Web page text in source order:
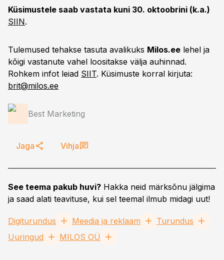
Küsimustele saab vastata kuni 30. oktoobrini (k.a.)
SIIN.
Tulemused tehakse tasuta avalikuks Milos.ee lehel ja
kõigi vastanute vahel loositakse välja auhinnad.
Rohkem infot leiad SIIT. Küsimuste korral kirjuta:
brit@milos.ee
Best Marketing
Jaga Vihja
See teema pakub huvi? Hakka neid märksõnu jälgima
ja saad alati teavituse, kui sel teemal ilmub midagi uut!
Digiturundus Meedia ja reklaam
Turundus
Uuringud
MILOS OÜ